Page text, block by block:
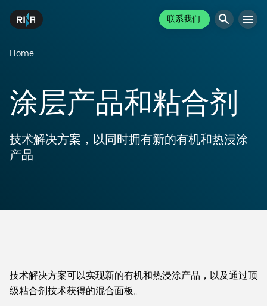
联系我们
Home
涂层产品和粘合剂
技术解决方案，以同时拥有新的有机和热浸涂
产品
技术解决方案可以实现新的有机和热浸涂产品，以及通过顶
级粘合剂技术获得的混合面板。